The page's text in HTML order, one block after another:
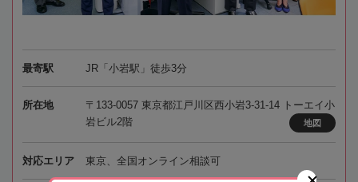
最寄駅 JR「小岩駅」徒歩3分
所在地
〒133-0057 東京都江戸川区西小岩3-31-14 トーエイ小
岩ビル2階
地図
対応エリア 東京、全国オンライン相談可